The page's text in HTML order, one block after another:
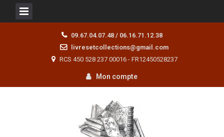
09.67.04.07.48 / 06.16.71.12.38
livresetcollections@gmail.com
RCS 450 528 237 00016 - FR12450528237
Mon compte